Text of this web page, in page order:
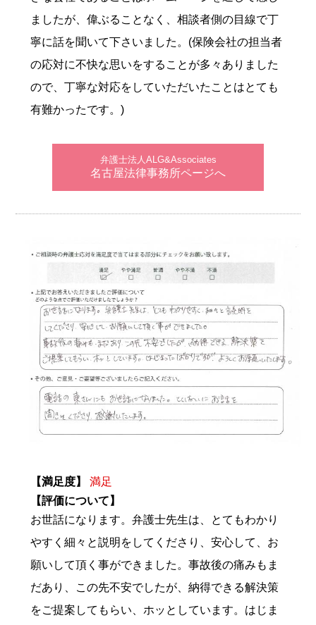
ましたが、偉ぶることなく、相談者側の目線で丁
寧に話を聞いて下さいました。(保険会社の担当者
の応対に不快な思いをすることが多々ありました
ので、丁寧な対応をしていただいたことはとても
有難かったです。)
弁護士法人ALG&Associates
名古屋法律事務所ページへ
【満足度】
満足
【評価について】
お世話になります。弁護士先生は、とてもわかり
やすく細々と説明をしてくださり、安心して、お
願いして頂く事ができました。事故後の痛みもま
だあり、この先不安でしたが、納得できる解決策
をご提案してもらい、ホッとしています。はじま